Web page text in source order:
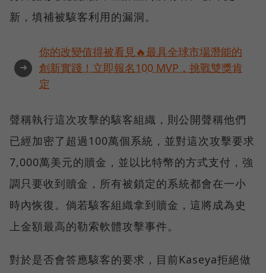
新，填補被駭客利用的漏洞。
➜
你的改變值得被看見🔥最具全球市場潛能的
創新實踐！立即報名100 MVP，挑戰雙獎肯
定
聲稱執行這次攻擊的駭客組織，則公開聲稱他們
已經加密了超過100萬個系統，並對這次攻擊要求
7,000萬美元的贖金，並以比特幣的方式支付，強
調只要收到贖金，所有被鎖定的系統都會在一小
時內恢復。倘若駭客組織拿到贖金，這將成為史
上金額最高的勒索軟體攻擊事件。
對於是否會答應駭客的要求，目前Kaseya拒絕做